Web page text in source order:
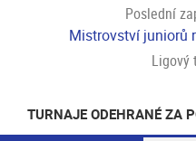
Poslední
Mistrovství juniorů
Ligový
TURNAJE ODEHRANÉ ZA